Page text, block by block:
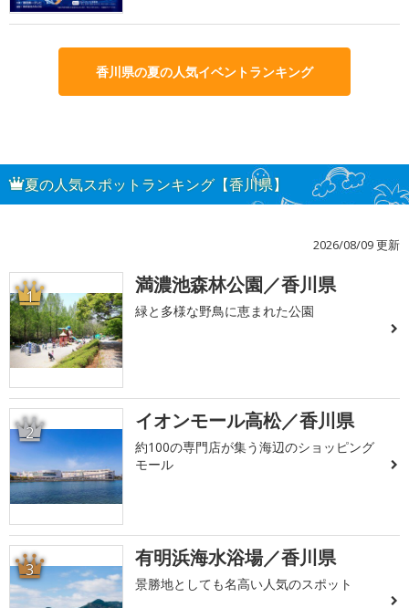
香川県の夏の人気イベントランキング
夏の人気スポットランキング【香川県】
2026/08/09 更新
1 満濃池森林公園／香川県
緑と多様な野鳥に恵まれた公園
2 イオンモール高松／香川県
約100の専門店が集う海辺のショッピング
モール
3 有明浜海水浴場／香川県
景勝地としても名高い人気のスポット